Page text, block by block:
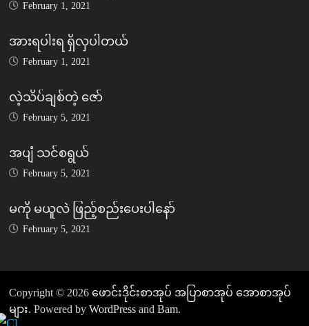
February 1, 2021
အားရပါးရ ရှိလှပါတယ်
February 1, 2021
လဲ့သိပ်ချစ်တဲ့ ဇော်
February 5, 2021
အပျံ သင်စရွယ်
February 5, 2021
မကို မယူလဲ ဖြည့်စည်းပေးပါနော်
February 5, 2021
Copyright © 2026 ဖောင်းဒိုင်းစာအုပ် အပြာစာအုပ် အောစာအုပ်
များ. Powered by WordPressand Bam.